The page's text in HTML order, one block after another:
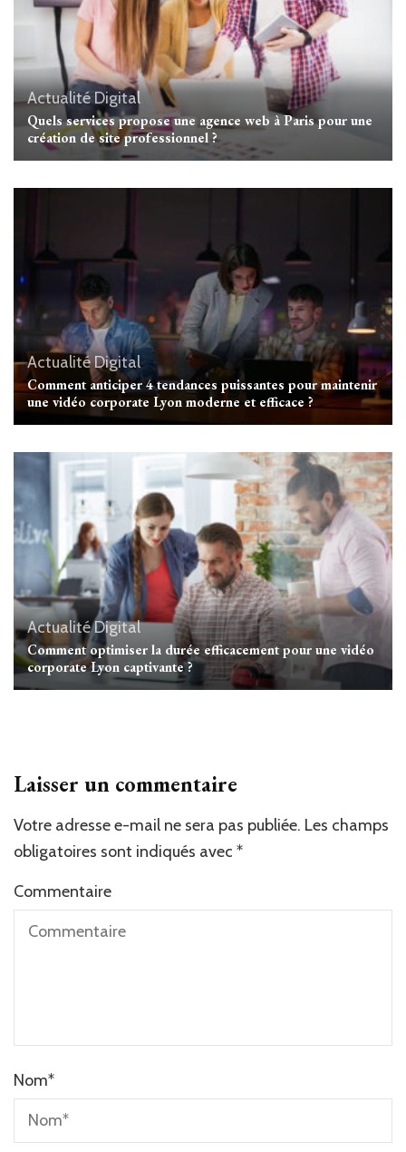
Actualité Digital
Quels services propose une agence web à Paris pour une
création de site professionnel ?
Actualité Digital
Comment anticiper 4 tendances puissantes pour maintenir
une vidéo corporate Lyon moderne et efficace ?
Actualité Digital
Comment optimiser la durée efficacement pour une vidéo
corporate Lyon captivante ?
Laisser un commentaire
Votre adresse e-mail ne sera pas publiée. Les champs
obligatoires sont indiqués avec *
Commentaire
Nom*
Alternative: